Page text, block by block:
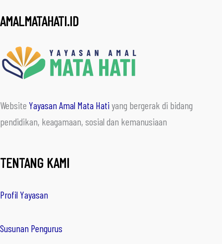
AMALMATAHATI.ID
Website Yayasan Amal Mata Hatiyang bergerak di bidang
pendidikan, keagamaan, sosial dan kemanusiaan
TENTANG KAMI
Profil Yayasan
Susunan Pengurus